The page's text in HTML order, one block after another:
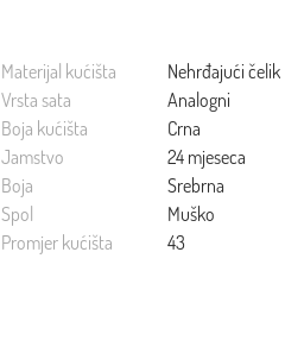
Materijal kućišta
Nehrđajući čelik
Vrsta sata
Analogni
Boja kućišta
Crna
Jamstvo
24 mjeseca
Boja
Srebrna
Spol
Muško
Promjer kućišta
43